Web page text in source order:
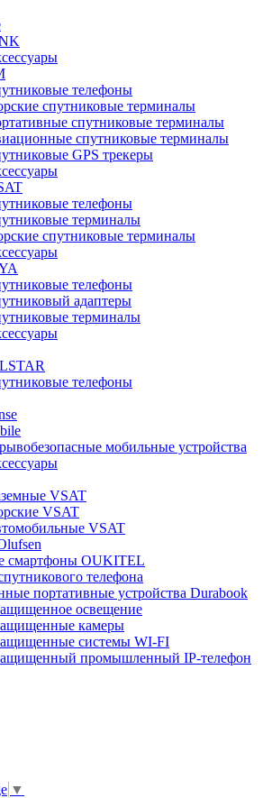
телефоны
спутниковые терминалы
спутниковые терминалы
спутниковые терминалы
GPS трекеры
телефоны
терминалы
спутниковые терминалы
телефоны
адаптеры
терминалы
телефоны
мобильные устройства
VSAT
VSAT
VSAT
смартфоны OUKITEL
телефона
портативные устройства Durabook
освещение
камеры
системы WI-FI
промышленный IP-телефон
▼